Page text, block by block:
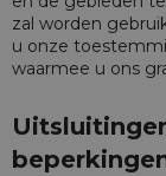
zal worden
u onze
waarmee u ons